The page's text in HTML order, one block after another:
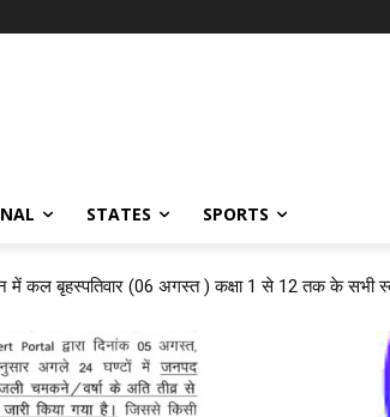
STATES SPORTS
में कल बृहस्पतिवार (06 अगस्त ) कक्षा 1 से 12 तक के सभी